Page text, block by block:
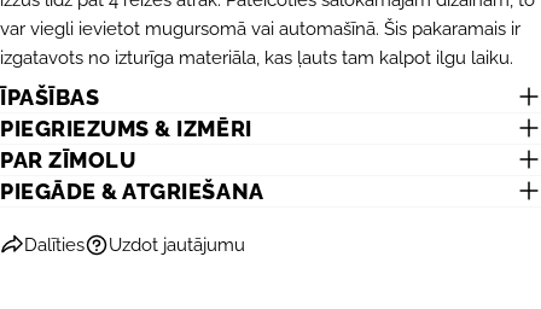
var viegli ievietot mugursomā vai automašīnā. Šis pakaramais ir
izgatavots no izturīga materiāla, kas ļauts tam kalpot ilgu laiku.
ĪPAŠĪBAS
PIEGRIEZUMS & IZMĒRI
PAR ZĪMOLU
PIEGĀDE & ATGRIEŠANA
Dalīties Uzdot jautājumuUZDOT JAUTĀJUMU